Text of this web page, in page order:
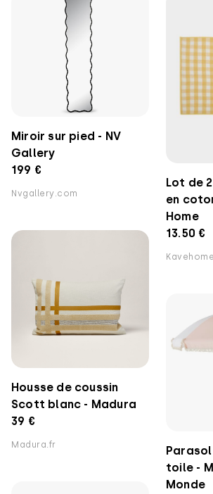
Miroir sur pied - NV
Gallery
199 €
Nvgallery.com
Lot de
en
Home
13.50 €
Housse de coussin
Scott blanc - Madura
39 €
Madura.fr
toile -
Monde